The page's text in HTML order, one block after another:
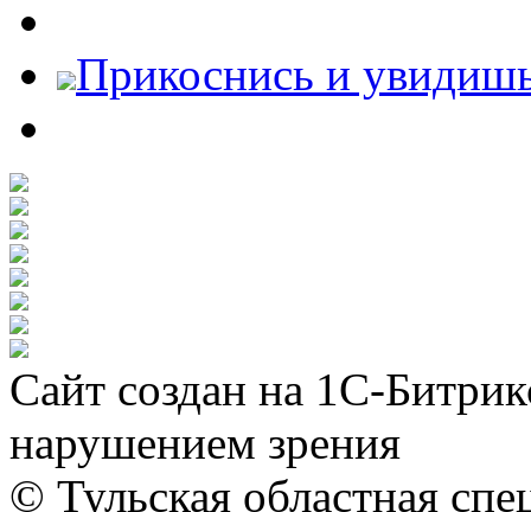
Прикоснись и
Сайт создан на 1С-
нарушением зрения
© Тульская областная